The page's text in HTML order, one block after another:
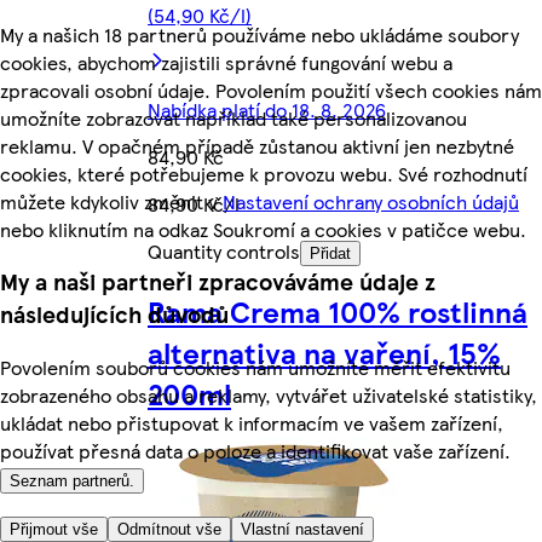
My a našich 18 partnerů používáme nebo ukládáme soubory
cookies, abychom zajistili správné fungování webu a
zpracovali osobní údaje. Povolením použití všech cookies nám
umožníte zobrazovat například také personalizovanou
reklamu. V opačném případě zůstanou aktivní jen nezbytné
cookies, které potřebujeme k provozu webu. Své rozhodnutí
můžete kdykoliv změnit vNastavení ochrany osobních údajů
nebo kliknutím na odkaz Soukromí a cookies v patičce webu.
My a naši partneři zpracováváme údaje z
následujících důvodů
Povolením souborů cookies nám umožníte měřit efektivitu
zobrazeného obsahu a reklamy, vytvářet uživatelské statistiky,
ukládat nebo přistupovat k informacím ve vašem zařízení,
používat přesná data o poloze a identifikovat vaše zařízení.
Seznam partnerů.
Přijmout vše Odmítnout vše Vlastní nastavení
(54,90 Kč/l)
Nabídka platí do 18. 8. 2026
84,90 Kč
84,90 Kč/l
Quantity controls
Přidat
Rama Crema 100% rostlinná
alternativa na vaření, 15%
200ml